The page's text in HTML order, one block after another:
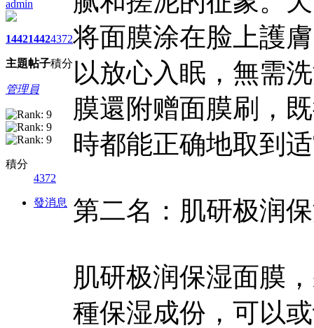
admin
1442
主題
1442
帖子
4372
積分
管理員
積分
4372
發消息
将面膜涂在脸上護
以放心入眠，無需
膜還附赠面膜刷，
時都能正确地取到
第二名：肌研极润
肌研极润保湿面膜
種保湿成份，可以